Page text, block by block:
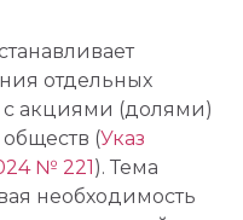
отдельных
акциями (долями)
(Указ
№ 221). Тема
необходимость